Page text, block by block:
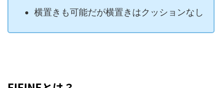
横置きも可能だが横置きはクッションなし